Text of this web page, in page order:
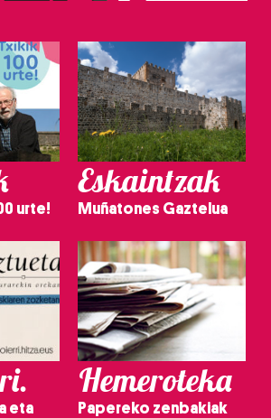
urte!
Eskaintzak
Muñatones Gaztelua
eta
Hemeroteka
Papereko zenbakiak